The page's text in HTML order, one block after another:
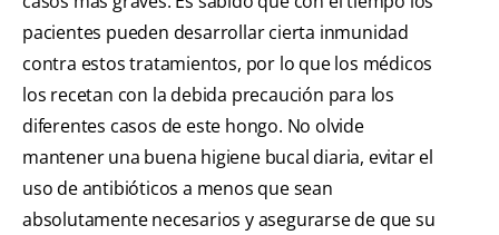
pacientes pueden desarrollar cierta inmunidad
contra estos tratamientos, por lo que los médicos
los recetan con la debida precaución para los
diferentes casos de este hongo. No olvide
mantener una buena higiene bucal diaria, evitar el
uso de antibióticos a menos que sean
absolutamente necesarios y asegurarse de que su